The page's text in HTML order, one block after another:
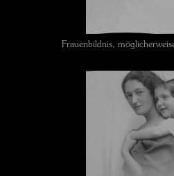
Frauenbildnis,